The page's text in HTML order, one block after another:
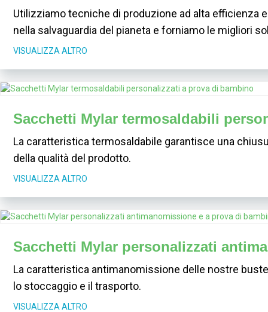
Utilizziamo tecniche di produzione ad alta efficienza
nella salvaguardia del pianeta e forniamo le migliori
VISUALIZZA ALTRO
Sacchetti Mylar termosaldabili
La caratteristica termosaldabile garantisce una
della qualità del prodotto.
VISUALIZZA ALTRO
Sacchetti Mylar personalizzati
La caratteristica antimanomissione delle nostre
lo stoccaggio e il trasporto.
VISUALIZZA ALTRO